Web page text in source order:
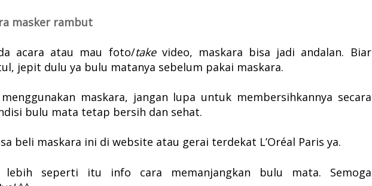
masker rambut
acara atau mau foto/take video, maskara bisa jadi andalan. Biar
jepit dulu ya bulu matanya sebelum pakai maskara.
maskara, jangan lupa untuk membersihkannya secara
bulu mata tetap bersih dan sehat.
beli maskara ini di website atau gerai terdekat L’Oréal Paris ya.
lebih seperti itu info cara memanjangkan bulu mata. Semoga